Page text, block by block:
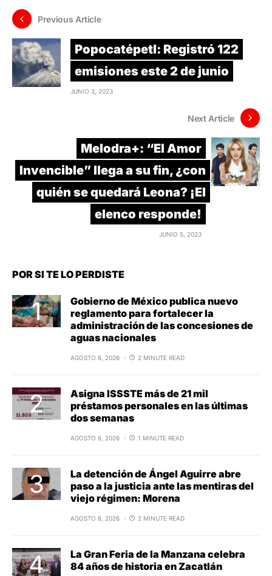
Previous Article
Popocatépetl: Registró 122
emisiones este 2 de junio
JUNIO 3, 2023
Next Article
Melodra+: “El Amor
Invencible” llega a su fin, ¿con
quién se quedará Leona? ¡El
elenco responde!
JUNIO 5, 2023
POR SI TE LO PERDISTE
Gobierno de México publica nuevo
reglamento para fortalecer la
administración de las concesiones de
aguas nacionales
AGOSTO 6, 2026 2 MINUTE READ
Asigna ISSSTE más de 21 mil
préstamos personales en las últimas
dos semanas
AGOSTO 6, 2026 1 MINUTE READ
La detención de Ángel Aguirre abre
paso a la justicia ante las mentiras del
viejo régimen: Morena
AGOSTO 6, 2026 2 MINUTE READ
La Gran Feria de la Manzana celebra
84 años de historia en Zacatlán